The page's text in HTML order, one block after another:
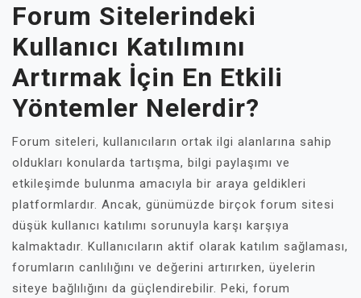
Forum Sitelerindeki
Kullanıcı Katılımını
Artırmak İçin En Etkili
Yöntemler Nelerdir?
Forum siteleri, kullanıcıların ortak ilgi alanlarına sahip
oldukları konularda tartışma, bilgi paylaşımı ve
etkileşimde bulunma amacıyla bir araya geldikleri
platformlardır. Ancak, günümüzde birçok forum sitesi
düşük kullanıcı katılımı sorunuyla karşı karşıya
kalmaktadır. Kullanıcıların aktif olarak katılım sağlaması,
forumların canlılığını ve değerini artırırken, üyelerin
siteye bağlılığını da güçlendirebilir. Peki, forum